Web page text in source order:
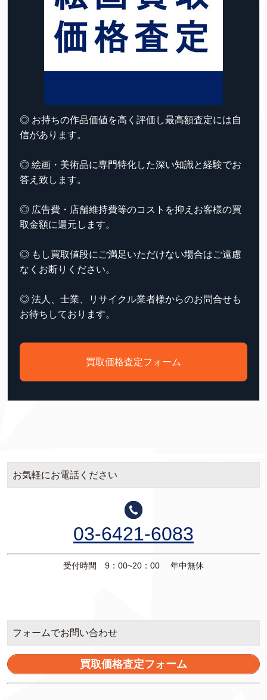
◎ お持ちの作品価値を高く評価し最高額査定には自
信があります。
◎ 絵画・美術品に専門特化した深い知識と経験でお
答え致します。
◎ 広告費・店舗維持費等のコストを抑えお客様の買
取金額に還元します。
◎ もし買取値段にご満足いただけない場合はご遠慮
なくお断りください。
◎ 法人、士業、リサイクル業者様からのお問合せも
お待ちしております。
買取価格査定フォーム
お気軽にお電話ください
03-6421-6083
受付時間 9：00~20：00 年中無休
フォームでお問い合わせ
買取価格査定フォーム